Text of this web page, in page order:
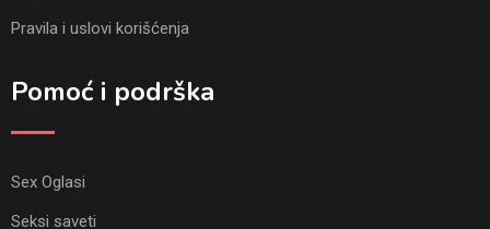
Pravila i uslovi korišćenja
Pomoć i podrška
Sex Oglasi
Seksi saveti